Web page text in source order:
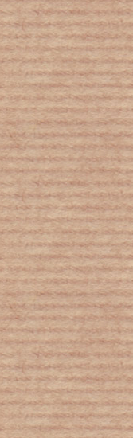
Πόσα
καρδιά